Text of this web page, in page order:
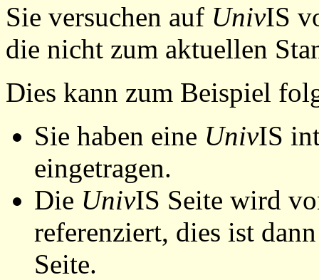
Sie versuchen auf UnivIS
die nicht zum aktuellen
Dies kann zum Beispiel
Sie haben eine UnivIS
eingetragen.
Die UnivIS Seite wird
referenziert, dies ist
Seite.